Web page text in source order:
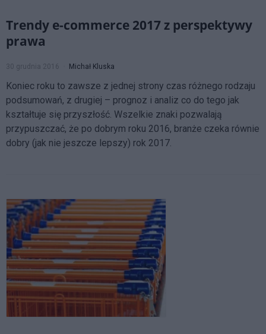
Trendy e-commerce 2017 z perspektywy
prawa
30 grudnia 2016 Michał Kluska
Koniec roku to zawsze z jednej strony czas różnego rodzaju
podsumowań, z drugiej – prognoz i analiz co do tego jak
kształtuje się przyszłość. Wszelkie znaki pozwalają
przypuszczać, że po dobrym roku 2016, branże czeka równie
dobry (jak nie jeszcze lepszy) rok 2017.